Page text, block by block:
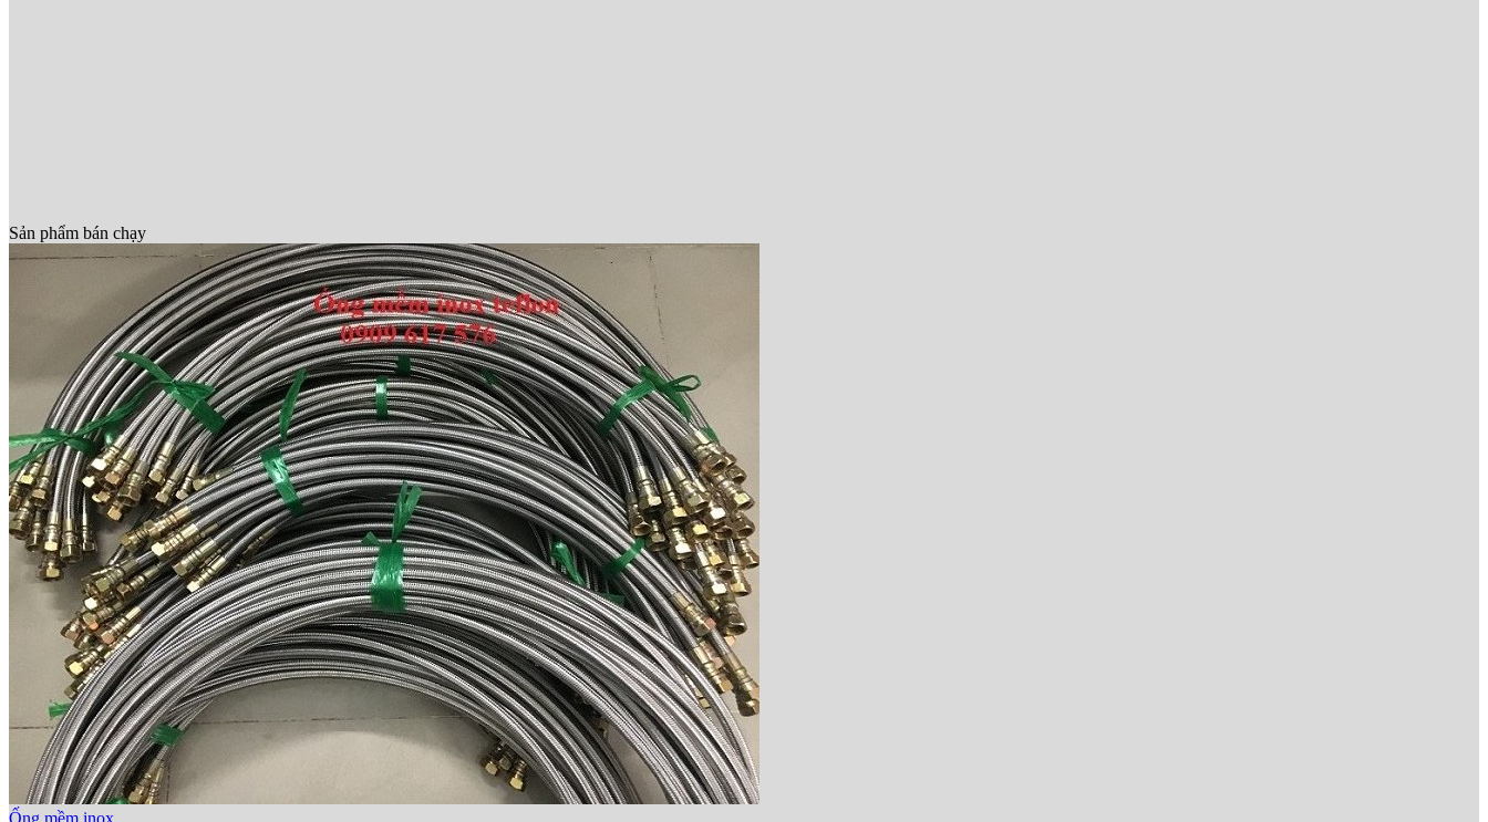
Sản phẩm bán chạy
Ống mềm inox